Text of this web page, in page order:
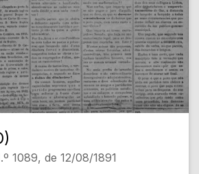
1089, de 12/08/1891